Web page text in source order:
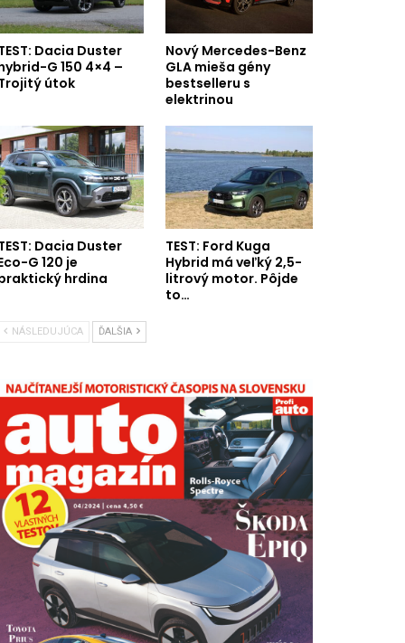
Dacia Duster
G 150 4×4 –
útok
Nový Mercedes-Benz
GLA mieša gény
bestselleru s
elektrinou
Dacia Duster
G 120 je
hrdina
TEST: Ford Kuga
Hybrid má veľký 2,5-
litrový motor. Pôjde
to…
NÁSLEDUJÚCA ĎALŠIA